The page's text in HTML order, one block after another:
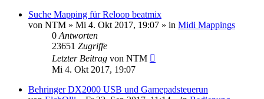
Suche Mapping für Reloop beatmix
von NTM » Mi 4. Okt 2017, 19:07 » in Midi Mappings
0 Antworten
23651 Zugriffe
Letzter Beitrag von NTM
Mi 4. Okt 2017, 19:07
Behringer DX2000 USB und Gamepadsteuerun